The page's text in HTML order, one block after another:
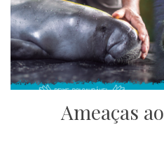
Ameaças